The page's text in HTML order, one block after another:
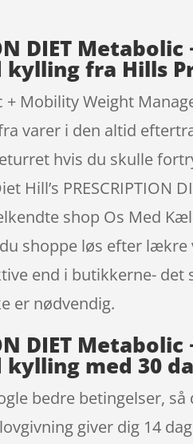
DIET
fra Hills
+ Mobility Weight
varer i den altid
hvis du skulle
PRESCRIPTION
shop Os Med
shoppe løs efter
end i butikkerne- det
er nødvendig.
DIET
med 30
bedre betingelser,
giver dig 14